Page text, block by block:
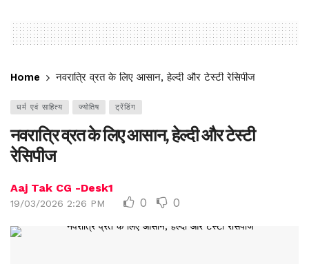
Home नवरात्रि व्रत के लिए आसान, हेल्दी और टेस्टी रेसिपीज
धर्म एवं साहित्य ज्योतिष ट्रेंडिंग
नवरात्रि व्रत के लिए आसान, हेल्दी और टेस्टी
रेसिपीज
Aaj Tak CG -Desk1
19/03/2026 2:26 PM 0 0